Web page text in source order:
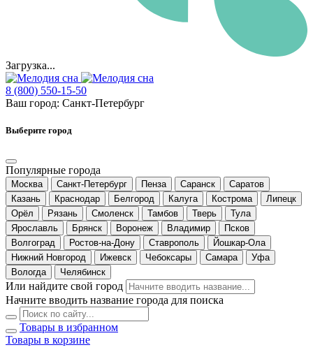
Загрузка...
8 (800) 550-15-50
Ваш город: Санкт-Петербург
Выберите город
Популярные города
Москва Санкт-Петербург Пенза Саранск
Саратов
Казань
Краснодар Белгород Калуга Кострома
Липецк
Орёл
Рязань Смоленск Тамбов Тверь
Тула
Ярославль
Брянск Воронеж Владимир
Псков
Волгоград
Ростов-на-Дону Ставрополь
Йошкар-Ола
Нижний Новгород
Ижевск Чебоксары Самара
Уфа
Вологда
Челябинск
Или найдите свой город
Начните вводить название города для поиска
Товары в избранном
Товары в корзине